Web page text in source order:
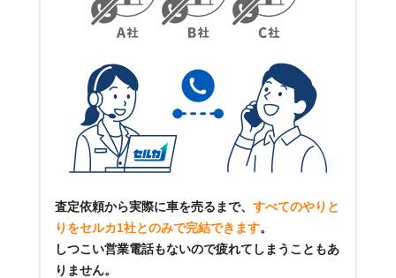
査定依頼から実際に車を売るまで、 すべてのやりと
りをセルカ1社とのみで完結できます。
しつこい営業電話もないので疲れてしまうこともあ
りません。